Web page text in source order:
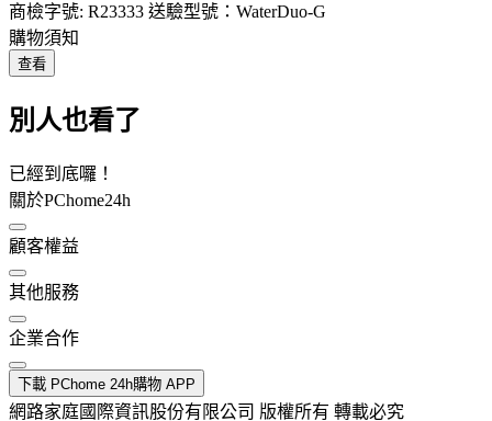
商檢字號: R23333 送驗型號：WaterDuo-G
購物須知
查看
別人也看了
已經到底囉！
關於PChome24h
顧客權益
其他服務
企業合作
下載 PChome 24h購物 APP
網路家庭國際資訊股份有限公司 版權所有 轉載必究